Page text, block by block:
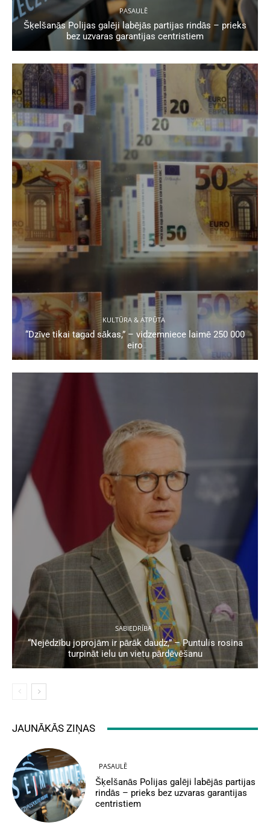
PASAULĒ
Šķelšanās Polijas galēji labējās partijas rindās – prieks
bez uzvaras garantijas centristiem
KULTŪRA & ATPŪTA
“Dzīve tikai tagad sākas,” – vidzemniece laimē 250 000
eiro
SABIEDRĪBA
“Nejēdzību joprojām ir pārāk daudz,” – Puntulis rosina
turpināt ielu un vietu pārdēvēšanu
JAUNĀKĀS ZIŅAS
PASAULĒ
Šķelšanās Polijas galēji labējās partijas
rindās – prieks bez uzvaras garantijas
centristiem